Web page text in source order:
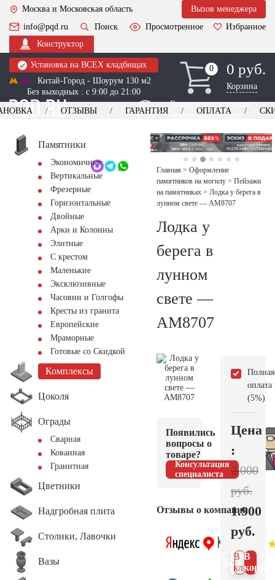
Москва и Московская область
Вызов менеджера
info@pqd.ru
Поиск Просмотренное
Избранное
Конструктор
Установка на ВСЕХ кладбищах
Китай-Город - Шоурум 130 м2
Без выходных : с 9:00 до 21:00
0
0 0 руб.
Корзина
Выезд менеджера для
оформления заказа
+7 (495) 518-44-23
Обратный звонок
ОТЗЫВЫ ГАРАНТИЯ ОПЛАТА
Памятники
Экономичные
Вертикальные
Фрезерные
Горизонтальные
Двойные
Арки и Колонны
Элитные
С крестом
Маленькие
Эксклюзивные
Часовни и Голгофы
Кресты из гранита
Европейские
Мраморные
Готовые со Скидкой
Комплексы
Цоколя
Ограды
Сварная
Кованная
Гранитная
Цветники
Надгробная плита
Столики, Лавочки
Вазы
Главная > Оформление
памятников на могилу > Пейзажи
на памятниках > Лодка у берега в
лунном свете — AM8707
Лодка у
берега в
лунном
свете —
AM8707
Появились
вопросы о
товаре?
Консультация
специалиста
Отзывы о компании
Полная
оплата
(5%)
Цена
:
2.000
руб.
1.900
руб.
В
В 1
клик